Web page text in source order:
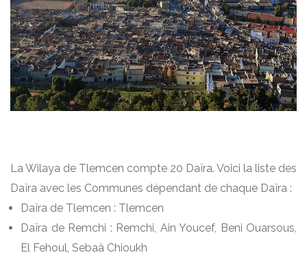
La Wilaya de Tlemcen compte 20 Daïra. Voici la liste des
Daïra avec les Communes dépendant de chaque Daïra :
Daïra de Tlemcen : Tlemcen
Daïra de Remchi : Remchi, Ain Youcef, Beni Ouarsous,
El Fehoul, Sebaâ Chioukh